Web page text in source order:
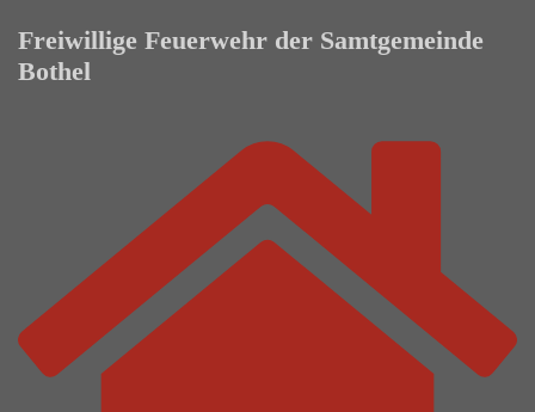
Freiwillige Feuerwehr der Samtgemeinde
Bothel